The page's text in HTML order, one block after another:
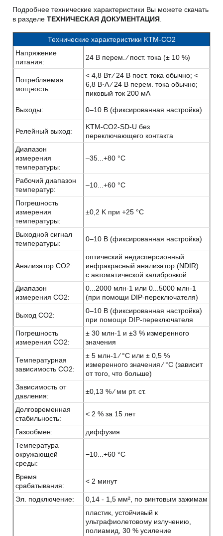
Подробнее технические характеристики Вы можете скачать
в разделе ТЕХНИЧЕСКАЯ ДОКУМЕНТАЦИЯ.
Технические характеристики KTM-CO2
Напряжение
питания:
24 В перем. ⁄ пост. тока (± 10 %)
Потребляемая
мощность:
< 4,8 Вт ⁄ 24 В пост. тока обычно; <
6,8 В·А ⁄ 24 В перем. тока обычно;
пиковый ток 200 мA
Выходы: 0–10 В (фиксированная настройка)
Релейный выход:
KTM-CO2-SD-U без
переключающего контакта
Диапазон
измерения
температуры:
–35...+80 °C
Рабочий диапазон
температур:
–10...+60 °C
Погрешность
измерения
температуры:
±0,2 K при +25 °C
Выходной сигнал
температуры:
0–10 В (фиксированная настройка)
Анализатор CO2:
оптический недисперсионный
инфракрасный анализатор (NDIR)
с автоматической калибровкой
Диапазон
измерения CO2:
0...2000 млн-1 или 0...5000 млн-1
(при помощи DIP-переключателя)
Выход CO2:
0–10 В (фиксированная настройка)
при помощи DIP-переключателя
Погрешность
измерения CO2:
± 30 млн-1 и ±3 % измеренного
значения
Температурная
зависимость CO2:
± 5 млн-1 ⁄ °C или ± 0,5 %
измеренного значения ⁄ °C (зависит
от того, что больше)
Зависимость от
давления:
±0,13 % ⁄ мм рт. ст.
Долговременная
стабильность:
< 2 % за 15 лет
Газообмен:
диффузия
Температура
окружающей
среды:
−10...+60 °C
Время
срабатывания:
< 2 минут
Эл. подключение: 0,14 - 1,5 мм², по винтовым зажимам
пластик, устойчивый к
ультрафиолетовому излучению,
полиамид, 30 % усиление